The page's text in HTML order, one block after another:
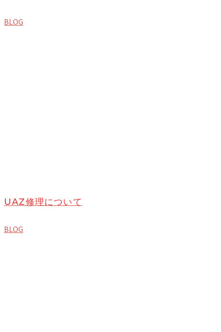
BLOG
UAZ修理について
BLOG